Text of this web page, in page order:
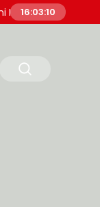
Başladı
16:03:11